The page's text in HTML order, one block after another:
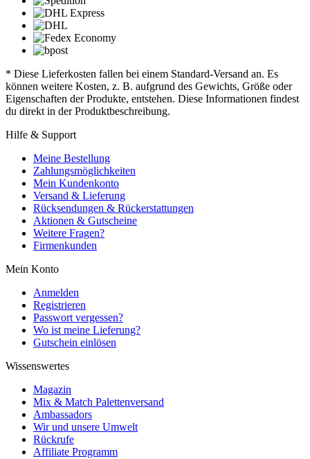
* Diese Lieferkosten fallen bei einem Standard-Versand an. Es
können weitere Kosten, z. B. aufgrund des Gewichts, Größe oder
Eigenschaften der Produkte, entstehen. Diese Informationen findest
du direkt in der Produktbeschreibung.
Hilfe & Support
Meine Bestellung
Zahlungsmöglichkeiten
Mein Kundenkonto
Versand & Lieferung
Rücksendungen & Rückerstattungen
Aktionen & Gutscheine
Weitere Fragen?
Firmenkunden
Mein Konto
Anmelden
Registrieren
Passwort vergessen?
Wo ist meine Lieferung?
Gutschein einlösen
Wissenswertes
Magazin
Mix & Match Palettenversand
Ambassadors
Wir und unsere Umwelt
Rückrufe
Affiliate Programm